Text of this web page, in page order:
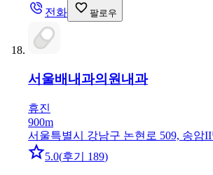
전화 팔로우
서울배내과의원 내과
휴진
900m
서울특별시 강남구 논현로 509, 송암
5.0(후기 189)